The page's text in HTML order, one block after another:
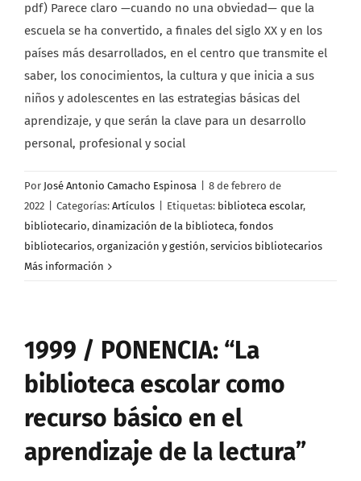
pdf) Parece claro —cuando no una obviedad— que la
escuela se ha convertido, a finales del siglo XX y en los
países más desarrollados, en el centro que transmite el
saber, los conocimientos, la cultura y que inicia a sus
niños y adolescentes en las estrategias básicas del
aprendizaje, y que serán la clave para un desarrollo
personal, profesional y social
Por José Antonio Camacho Espinosa
8 de febrero de
2022
Categorías: Artículos Etiquetas: biblioteca escolar,
bibliotecario, dinamización de la biblioteca, fondos
bibliotecarios, organización y gestión, servicios bibliotecarios
Más información
1999 / PONENCIA: “La
biblioteca escolar como
recurso básico en el
aprendizaje de la lectura”